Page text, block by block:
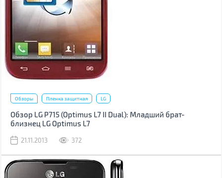
Обзоры Пленка защитная LG
Обзор LG P715 (Optimus L7 II Dual): Младший брат-
близнец LG Optimus L7
21.11.2013 372